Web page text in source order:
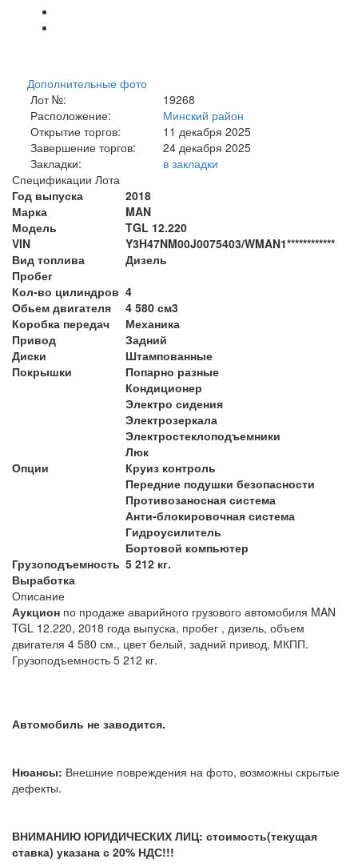
Дополнительные фото
Лот №:
19268
Расположение:
Минский район
Открытие торгов:
11 декабря 2025
Завершение торгов:
24 декабря 2025
Закладки:
в закладки
Спецификации Лота
Год выпуска
2018
Марка
MAN
Модель
TGL 12.220
VIN
Y3H47NM00J0075403/WMAN1************
Вид топлива
Дизель
Пробег
Кол-во цилиндров 4
Обьем двигателя
4 580 см3
Коробка передач
Механика
Привод
Задний
Диски
Штампованные
Покрышки
Попарно разные
Опции
Кондиционер
Электро сидения
Электрозеркала
Электростеклоподъемники
Люк
Круиз контроль
Передние подушки безопасности
Противозаносная система
Анти-блокировочная система
Гидроусилитель
Бортовой компьютер
Грузоподъемность 5 212 кг.
Выработка
Описание
Аукцион по продаже аварийного грузового автомобиля MAN
TGL 12.220, 2018 года выпуска, пробег , дизель, объем
двигателя 4 580 см., цвет белый, задний привод, МКПП.
Грузоподъемность 5 212 кг.
Автомобиль не заводится.
Нюансы: Внешние повреждения на фото, возможны скрытые
дефекты.
ВНИМАНИЮ ЮРИДИЧЕСКИХ ЛИЦ: стоимость(текущая
ставка) указана с 20% НДС!!!